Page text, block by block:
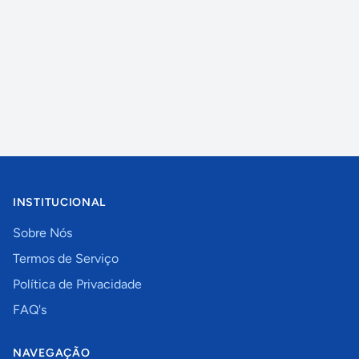
INSTITUCIONAL
Sobre Nós
Termos de Serviço
Política de Privacidade
FAQ's
NAVEGAÇÃO